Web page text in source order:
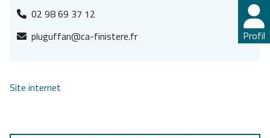
02 98 69 37 12
pluguffan@ca-finistere.fr
Site internet
Profil